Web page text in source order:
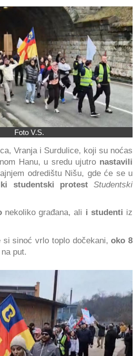
Foto V.S.
Vranja i Surdulice, koji su noćas
Hanu, u sredu ujutro nastavili
odredištu Nišu, gde će se u
studentski protestStudentski
nekoliko građana, ali i studenti iz
si sinoć vrlo toplo dočekani,oko 8
put.